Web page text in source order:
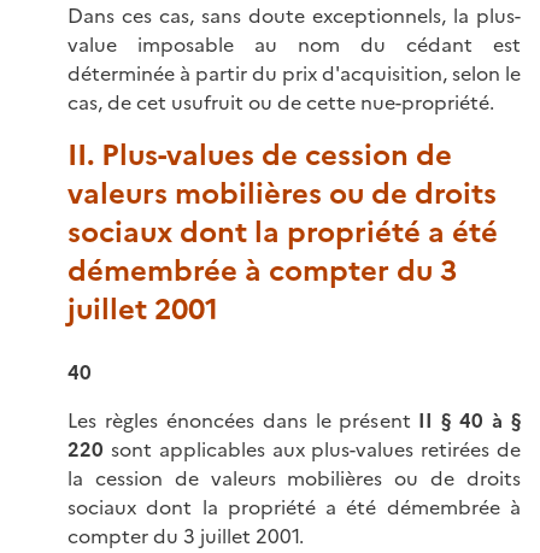
Dans ces cas, sans doute exceptionnels, la plus-
value imposable au nom du cédant est
déterminée à partir du prix d'acquisition, selon le
cas, de cet usufruit ou de cette nue-propriété.
II. Plus-values de cession de
valeurs mobilières ou de droits
sociaux dont la propriété a été
démembrée à compter du 3
juillet 2001
40
Les règles énoncées dans le présent II § 40 à §
220 sont applicables aux plus-values retirées de
la cession de valeurs mobilières ou de droits
sociaux dont la propriété a été démembrée à
compter du 3 juillet 2001.